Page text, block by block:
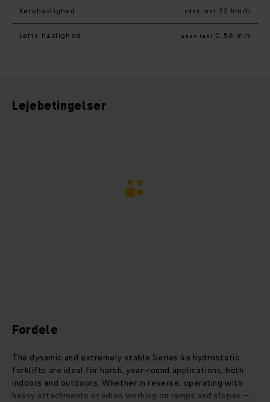
Kørehastighed uden last 22 km/h
Løfte hastighed uden last 0,56 m/s
Lejebetingelser
Fordele
The dynamic and extremely stable Series 4s hydrostatic
forklifts are ideal for harsh, year-round applications, both
indoors and outdoors. Whether in reverse, operating with
heavy attachments or when working on ramps and slopes –